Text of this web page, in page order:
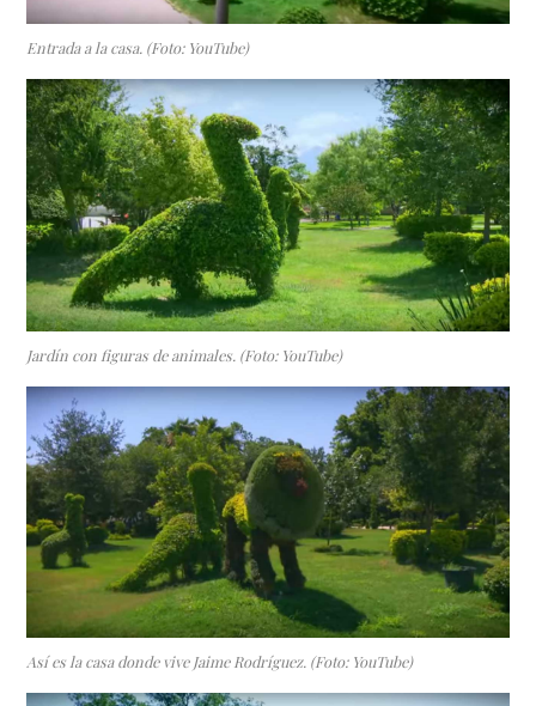
Entrada a la casa. (Foto: YouTube)
Jardín con figuras de animales. (Foto: YouTube)
Así es la casa donde vive Jaime Rodríguez. (Foto: YouTube)